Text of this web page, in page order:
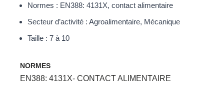
Normes : EN388: 4131X, contact alimentaire
Secteur d’activité : Agroalimentaire, Mécanique
Taille : 7 à 10
NORMES
EN388: 4131X- CONTACT ALIMENTAIRE